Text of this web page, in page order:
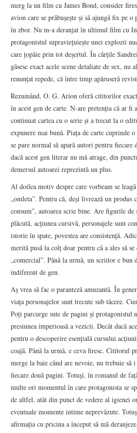
merg la un film cu James Bond, consider
avion care se prăbuşeşte şi să ajungă fix pe
în zbor. Nu m-a deranjat în ultimul film cu
protagonistul supravieţuieşte unei explozii
care ţopăie prin tot deşertul. În cărţile
găsesc exact acele scene detaliate de sex, nu
renunţat repede, că între timp apăruseră
Rezumând, O. G. Arion oferă cititorilor exact
în acest gen de carte. N-are pretenţia că ar fi
continuat cartea cu o serie şi a trecut la o
expunere mai bună. Piaţa de carte cuprinde
se pare normal să apară autori pentru fiecare
dacă acest gen literar nu mă atrage, din
demersul autoarei reprezintă un plus.
Al doilea motiv despre care vorbeam se
„omleta”. Pentru că, deşi livrează un produs
consum”, autoarea scrie bine. Are figurile
plăcută, acţiunea cursivă, personajele sunt
istorie în spate, povestea are consistenţă.
merită pusă la colţ doar pentru că a ales să
„comercial”. Până la urmă, un scriitor e bun
indiferent de gen.
Aş vrea să fac o paranteză amuzantă. În
viaţa personajelor sunt trecute sub tăcere.
Poţi parcurge sute de pagini şi protagonistul
presiunea imperioasă a vezicii. Decât dacă
pentru o descoperire esenţială cursului
coajă. Până la urmă, e ceva firesc. Cititorul
merge la baie când are nevoie, nu trebuie să i
fiecare două pagini. Totuşi, în romanul de
multe ori momentul în care protagonista se
de altfel, atât din punct de vedere al igienei
eventuale momente intime neprevăzute.
afirmaţia cu pricina a început să mă